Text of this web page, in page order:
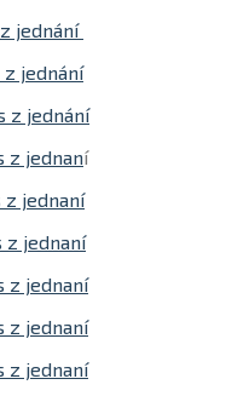
jednání
z jednání
z jednání
z jednaní
z jednaní
z jednaní
z jednaní
z jednaní
z jednaní